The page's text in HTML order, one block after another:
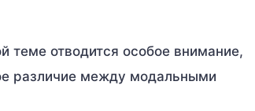
теме отводится особое внимание,
различие между модальными